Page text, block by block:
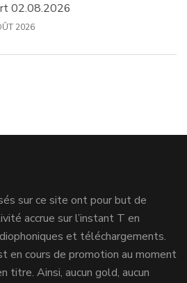
02.08.2026
2026
sur ce site ont pour but de
accrue sur l’instant T en
et téléchargements.
en cours de promotion au moment
titre. Ainsi, aucun gold, aucun